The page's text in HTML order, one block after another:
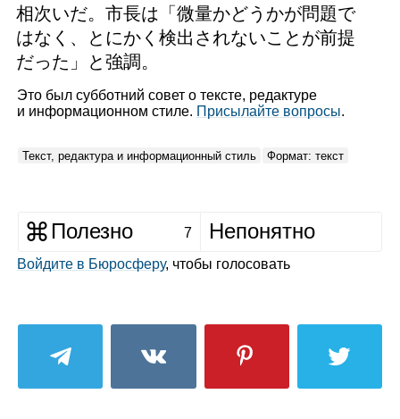
相次いだ。市長は「微量かどうかが問題で
はなく、とにかく検出されないことが前提
だった」と強調。
Это был субботний совет о тексте, редактуре
и информационном стиле. Присылайте вопросы.
Текст, редактура и информационный стиль Формат: текст
Полезно 7 Непонятно
Войдите в Бюросферу, чтобы голосовать